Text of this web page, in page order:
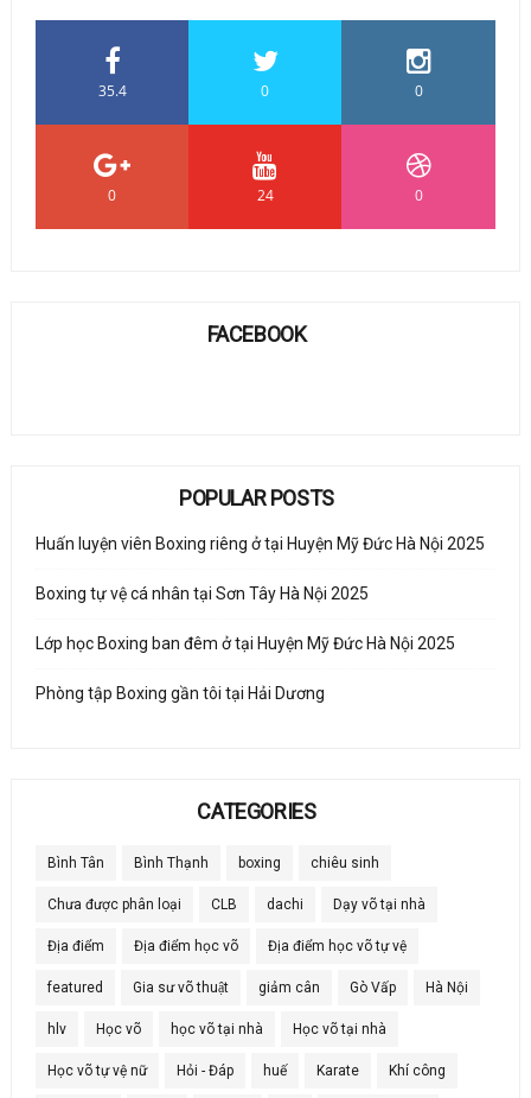
35.4 0 0
0 24 0
FACEBOOK
POPULAR POSTS
Huấn luyện viên Boxing riêng ở tại Huyện Mỹ Đức Hà Nội 2025
Boxing tự vệ cá nhân tại Sơn Tây Hà Nội 2025
Lớp học Boxing ban đêm ở tại Huyện Mỹ Đức Hà Nội 2025
Phòng tập Boxing gần tôi tại Hải Dương
CATEGORIES
Bình Tân Bình Thạnh boxing chiêu sinh
Chưa được phân loại CLB dachi Dạy võ tại nhà
Địa điểm Địa điểm học võ Địa điểm học võ tự vệ
featured Gia sư võ thuật giảm cân Gò Vấp Hà Nội
hlv Học võ học võ tại nhà Học võ tại nhà
Học võ tự vệ nữ Hỏi - Đáp huế Karate Khí công